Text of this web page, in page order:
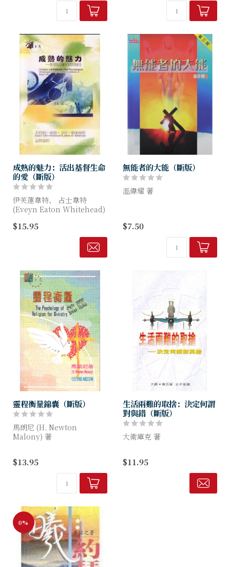
成熟的魅力：活出基督生命
的愛（斷版）
伊芙蓮韋特、 占士韋特
(Eveyn Eaton Whitehead)
個人在成長的過程，中都要面
對許多的轉變和適應。我們如
何克服成年的危機呢？如何
$15.95
無能者的大能（斷版）
溫偉耀 著
會上無權無勢的人，他們甚至
在心智和身體上都是殘缺的
人。然而，神仍可以透過把他
們安放在人類的...
$7.50
靈程衡量錦囊（斷版）
馬朗尼 (H. Newton
Malony) 著
學」的書，它選擇性地介紹過
往二十年對基督徒行為研究的
結果，讓教會領袖能夠更加了
$13.95
生活兩難的取捨：決定何謂
對與錯（斷版）
大衛庫克 著
題等等，都是我們每天均要面
對的。作者幫助我們看看一些
富影響力的思想家怎樣處理這
些課題。並提議一個另類的道
$11.95
0%